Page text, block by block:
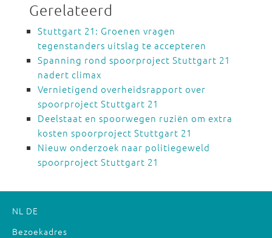
Gerelateerd
Stuttgart 21: Groenen vragen
tegenstanders uitslag te accepteren
Spanning rond spoorproject Stuttgart 21
nadert climax
Vernietigend overheidsrapport over
spoorproject Stuttgart 21
Deelstaat en spoorwegen ruziën om extra
kosten spoorproject Stuttgart 21
Nieuw onderzoek naar politiegeweld
spoorproject Stuttgart 21
NL DE
Bezoekadres